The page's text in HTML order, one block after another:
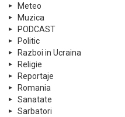
Meteo
Muzica
PODCAST
Politic
Razboi in Ucraina
Religie
Reportaje
Romania
Sanatate
Sarbatori